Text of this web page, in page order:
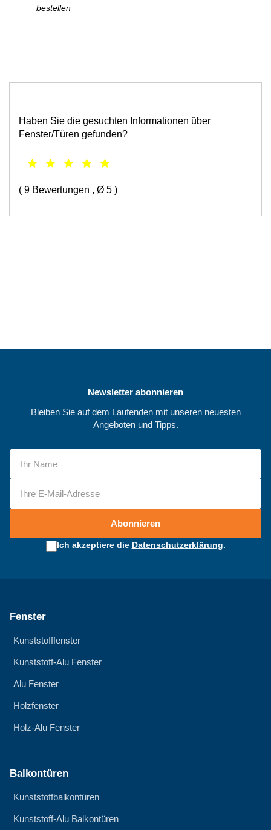
bestellen
Haben Sie die gesuchten Informationen über
Fenster/Türen gefunden?
( 9 Bewertungen , Ø 5 )
Newsletter abonnieren
Bleiben Sie auf dem Laufenden mit unseren neuesten
Angeboten und Tipps.
Abonnieren
Ich akzeptiere die Datenschutzerklärung.
Fenster
Kunststofffenster
Kunststoff-Alu Fenster
Alu Fenster
Holzfenster
Holz-Alu Fenster
Balkontüren
Kunststoffbalkontüren
Kunststoff-Alu Balkontüren